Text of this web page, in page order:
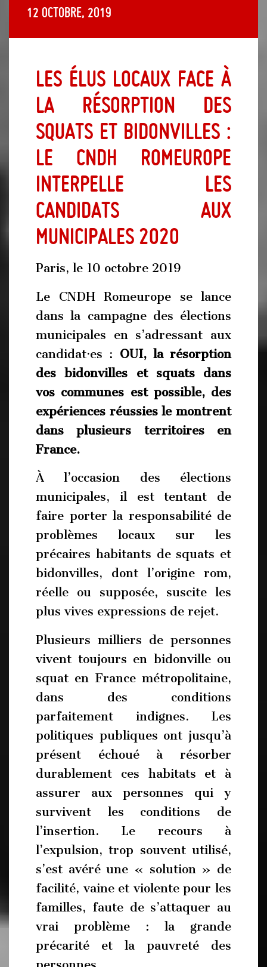
12 octobre, 2019
Les élus locaux face à
la résorption des
squats et bidonvilles :
le CNDH Romeurope
interpelle les
candidats aux
municipales 2020
Paris, le 10 octobre 2019
Le CNDH Romeurope se lance
dans la campagne des élections
municipales en s’adressant aux
candidat·es : OUI, la résorption
des bidonvilles et squats dans
vos communes est possible, des
expériences réussies le montrent
dans plusieurs territoires en
France.
À l’occasion des élections
municipales, il est tentant de
faire porter la responsabilité de
problèmes locaux sur les
précaires habitants de squats et
bidonvilles, dont l’origine rom,
réelle ou supposée, suscite les
plus vives expressions de rejet.
Plusieurs milliers de personnes
vivent toujours en bidonville ou
squat en France métropolitaine,
dans des conditions
parfaitement indignes. Les
politiques publiques ont jusqu’à
présent échoué à résorber
durablement ces habitats et à
assurer aux personnes qui y
survivent les conditions de
l’insertion. Le recours à
l’expulsion, trop souvent utilisé,
s’est avéré une « solution » de
facilité, vaine et violente pour les
familles, faute de s’attaquer au
vrai problème : la grande
précarité et la pauvreté des